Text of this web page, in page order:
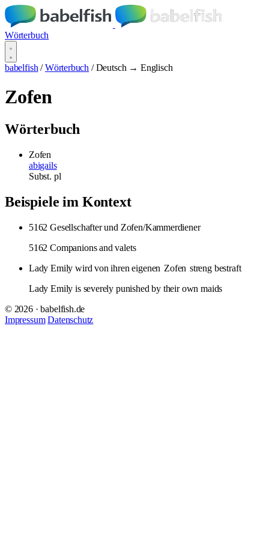
Wörterbuch
babelfish / Wörterbuch / Deutsch → Englisch
Zofen
Wörterbuch
Zofen
abigails
Subst. pl
Beispiele im Kontext
5162 Gesellschafter und Zofen/Kammerdiener
5162 Companions and valets
Lady Emily wird von ihren eigenen Zofen streng bestraft
Lady Emily is severely punished by their own maids
© 2026 · babelfish.de
Impressum Datenschutz